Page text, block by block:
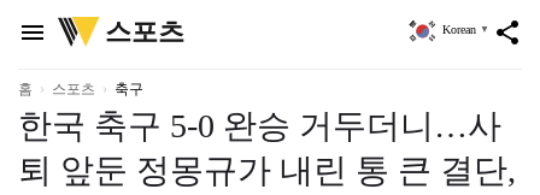
menu
위
키
리
스포츠 share
Korean ▼
홈 스포츠 축구
한국 축구 5-0 완승 거두더니…사
퇴 앞둔 정몽규가 내린 통 큰 결단,